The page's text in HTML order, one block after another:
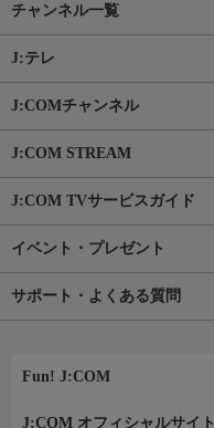
チャンネル一覧
J:テレ
J:COMチャンネル
J:COM STREAM
J:COM TVサービスガイド
イベント・プレゼント
サポート・よくある質問
Fun! J:COM
J:COM オフィシャルサイト